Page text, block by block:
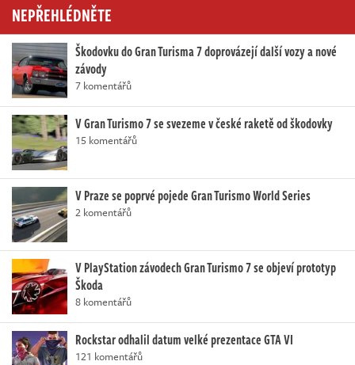
NEPŘEHLÉDNĚTE
Škodovku do Gran Turisma 7 doprovázejí další vozy a nové
závody
7 komentářů
V Gran Turismo 7 se svezeme v české raketě od škodovky
15 komentářů
V Praze se poprvé pojede Gran Turismo World Series
2 komentářů
V PlayStation závodech Gran Turismo 7 se objeví prototyp
Škoda
8 komentářů
Rockstar odhalil datum velké prezentace GTA VI
121 komentářů